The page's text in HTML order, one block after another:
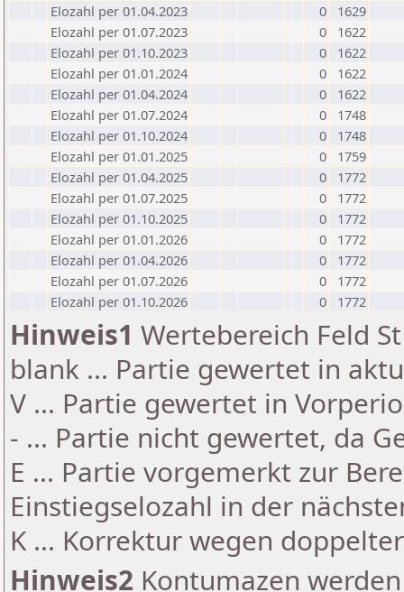
Elozahl per 01.04.2023
0
1629
Elozahl per 01.07.2023
0
1622
Elozahl per 01.10.2023
0
1622
Elozahl per 01.01.2024
0
1622
Elozahl per 01.04.2024
0
1622
Elozahl per 01.07.2024
0
1748
Elozahl per 01.10.2024
0
1748
Elozahl per 01.01.2025
0
1759
Elozahl per 01.04.2025
0
1772
Elozahl per 01.07.2025
0
1772
Elozahl per 01.10.2025
0
1772
Elozahl per 01.01.2026
0
1772
Elozahl per 01.04.2026
0
1772
Elozahl per 01.07.2026
0
1772
Elozahl per 01.10.2026
0 1772
Hinweis1 Wertebereich Feld
blank ... Partie gewertet in
V ... Partie gewertet in
- ... Partie nicht gewertet, da
E ... Partie vorgemerkt zur
Einstiegselozahl in der
K ... Korrektur wegen
Hinweis2 Kontumazen